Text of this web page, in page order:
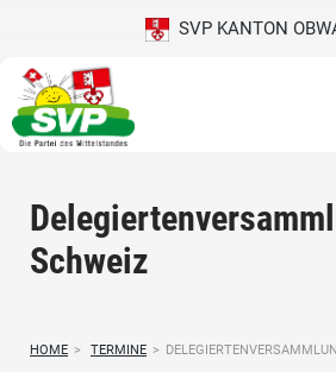
SVP KANTON
Schweiz
HOME > TERMINE >